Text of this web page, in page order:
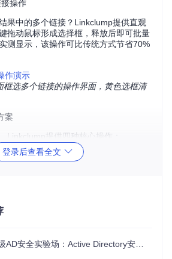
操作
果中的多个链接？Linkclump提供直观
拖动鼠标形成选择框，释放后即可批量
测显示，该操作可比传统方式节省70%
框选多个链接的操作界面，黄色选框清
案
Linkclump提供四种核心操作：
合并行浏览多篇文章
键可临时切换激活方式，在不修改默认
：扩展运行的幕后功臣
登录后查看全文
实验场：Active Directory安全实验平台的深度实践指南